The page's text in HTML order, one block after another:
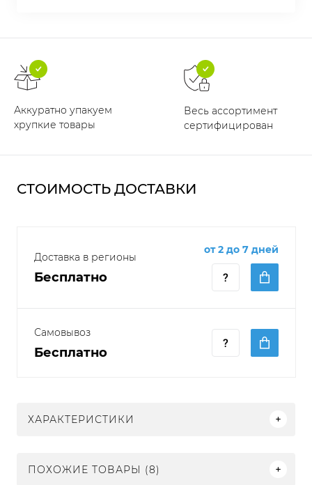
Аккуратно упакуем
хрупкие товары
Весь ассортимент
сертифицирован
СТОИМОСТЬ ДОСТАВКИ
Доставка в регионы
Бесплатно
от 2 до 7 дней
Самовывоз
Бесплатно
ХАРАКТЕРИСТИКИ
ПОХОЖИЕ ТОВАРЫ (8)